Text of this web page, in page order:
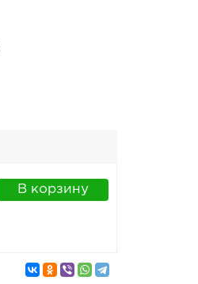
В корзину